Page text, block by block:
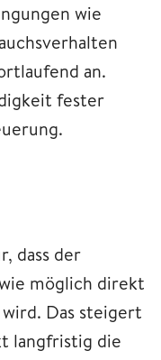
wie
an.
fester
dass der
möglich direkt
Das steigert
langfristig die